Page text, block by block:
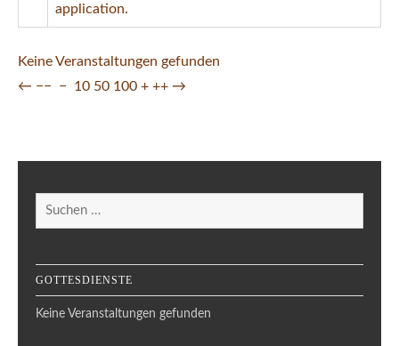
Keine Veranstaltungen gefunden
← −− − 10 50 100 + ++ →
Suchen
GOTTESDIENSTE
Keine Veranstaltungen gefunden